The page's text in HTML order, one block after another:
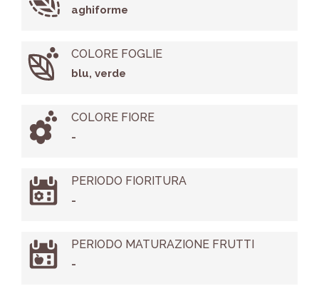
aghiforme
COLORE FOGLIE
blu, verde
COLORE FIORE
-
PERIODO FIORITURA
-
PERIODO MATURAZIONE FRUTTI
-